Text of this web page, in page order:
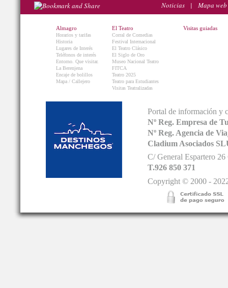
Noticias | Mapa web
Almagro
Horarios y tarifas
Historia
Lugares de Interés
Teléfonos de interés
Entorno. Que visitar.
La Berenjena
Encaje de bolillos
Mapa / Callejero
El Teatro
Corral de Comedias
Festival Internacional
El Teatro Clásico
El Siglo de Oro
Museo Nacional Teatro
FITCA
Teatro 2025
Teatro para Estudiantes
Visitas Teatralizadas
Visitas guiadas
Portal de información y
Nº Reg. Empresa de
Nº Reg. Agencia de
Cladium Asociados
C/ General Espartero
T.926 850 371
Copyright © 2000 -